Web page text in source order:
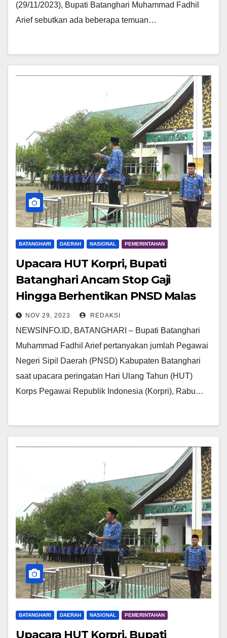
(29/11/2023), Bupati Batanghari Muhammad Fadhil
Arief sebutkan ada beberapa temuan…
BATANGHARI DAERAH NASIONAL PEMERINTAHAN
Upacara HUT Korpri, Bupati
Batanghari Ancam Stop Gaji
Hingga Berhentikan PNSD Malas
NOV 29, 2023 REDAKSI
NEWSINFO.ID, BATANGHARI – Bupati Batanghari
Muhammad Fadhil Arief pertanyakan jumlah Pegawai
Negeri Sipil Daerah (PNSD) Kabupaten Batanghari
saat upacara peringatan Hari Ulang Tahun (HUT)
Korps Pegawai Republik Indonesia (Korpri), Rabu…
BATANGHARI DAERAH NASIONAL PEMERINTAHAN
Upacara HUT Korpri, Bupati